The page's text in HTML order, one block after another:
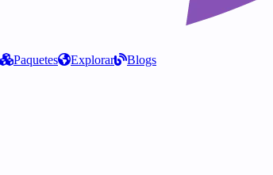
Paquetes Explorar Blogs